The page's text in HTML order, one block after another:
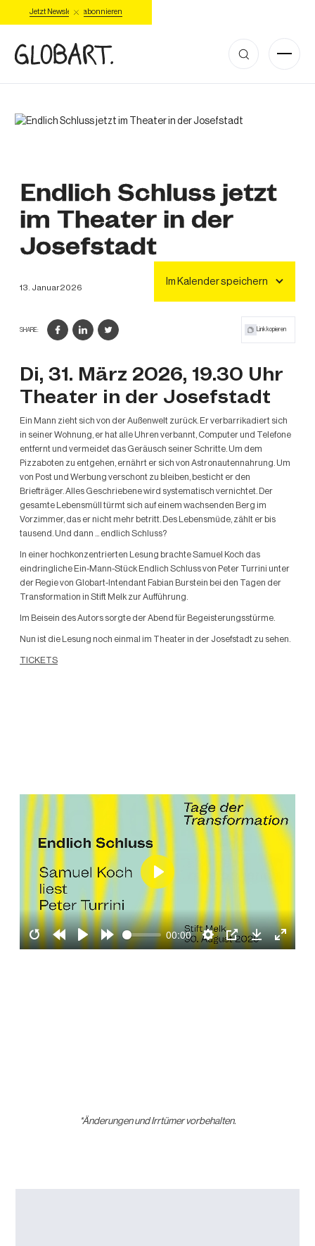
Jetzt Newsletter abonnieren
Tickets
Endlich Schluss jetzt
im Theater in der
Josefstadt
13 Januar 2026
Im Kalender speichern
SHARE: Link kopieren
Di, 31. März 2026, 19.30 Uhr
Theater in der Josefstadt
Ein Mann zieht sich von der Außenwelt zurück. Er verbarrikadiert sich
in seiner Wohnung, er hat alle Uhren verbannt, Computer und Telefone
entfernt und vermeidet das Geräusch seiner Schritte. Um dem
Pizzaboten zu entgehen, ernährt er sich von Astronautennahrung. Um
von Post und Werbung verschont zu bleiben, besticht er den
Briefträger. Alles Geschriebene wird systematisch vernichtet. Der
gesamte Lebensmüll türmt sich auf einem wachsenden Berg im
Vorzimmer, das er nicht mehr betritt. Des Lebensmüde, zählt er bis
tausend. Und dann ... endlich Schluss?
In einer hochkonzentrierten Lesung brachte Samuel Koch das
eindringliche Ein-Mann-Stück Endlich Schluss von Peter Turrini unter
der Regie von Globart-Intendant Fabian Burstein bei den Tagen der
Transformation in Stift Melk zur Aufführung.
Im Beisein des Autors sorgte der Abend für Begeisterungsstürme.
Nun ist die Lesung noch einmal im Theater in der Josefstadt zu sehen.
TICKETS
RestartRewindPlay Forward
00:00
Settings
PIP Download
Enter
Play
*Änderungen und Irrtümer vorbehalten.